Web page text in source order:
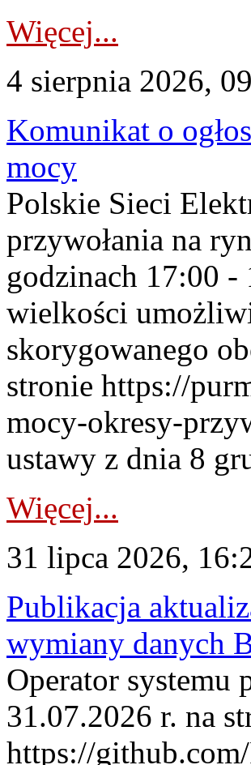
Więcej...
4 sierpnia 2026,
Komunikat o
mocy
Polskie Sieci
przywołania na
godzinach 17:00
wielkości
skorygowanego
stronie https://
mocy-okresy-
ustawy z dnia 8
Więcej...
31 lipca 2026,
Publikacja
wymiany danych
Operator systemu
31.07.2026 r. na
https://